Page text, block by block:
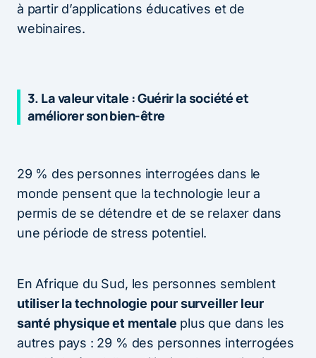
à partir d’applications éducatives et de
webinaires.
3. La valeur vitale : Guérir la société et
améliorer son bien-être
29 % des personnes interrogées dans le
monde pensent que la technologie leur a
permis de se détendre et de se relaxer dans
une période de stress potentiel.
En Afrique du Sud, les personnes semblent
utiliser la technologie pour surveiller leur
santé physique et mentale plus que dans les
autres pays : 29 % des personnes interrogées